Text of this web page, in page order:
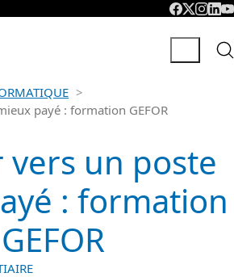
>
payé : formation GEFOR
vers un poste
: formation
GEFOR